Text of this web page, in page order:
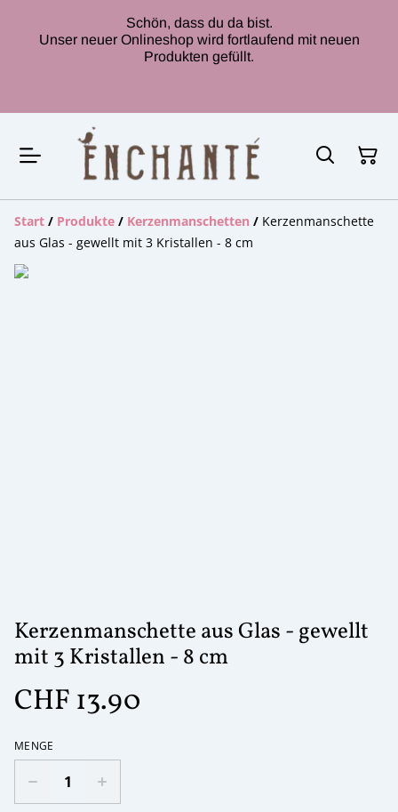
Schön, dass du da bist.
Unser neuer Onlineshop wird fortlaufend mit neuen
Produkten gefüllt.
Start / Produkte / Kerzenmanschetten / Kerzenmanschette
aus Glas - gewellt mit 3 Kristallen - 8 cm
Kerzenmanschette aus Glas - gewellt
mit 3 Kristallen - 8 cm
CHF 13.90
MENGE